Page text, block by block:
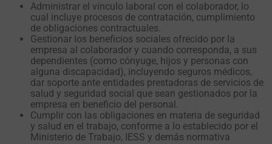
Administrar el vínculo laboral con el colaborador, lo
cual incluye procesos de contratación, cumplimiento
de obligaciones contractuales.
Gestionar los beneficios sociales ofrecido por la
empresa al colaborador y cuando corresponda, a sus
dependientes (como cónyuge, hijos y personas con
alguna discapacidad), incluyendo seguros médicos,
dar soporte ante entidades prestadoras de servicios de
salud y seguridad social que sean gestionados por la
empresa en beneficio del personal.
Cumplir con las obligaciones en materia de seguridad
y salud en el trabajo, conforme a lo establecido por el
Ministerio de Trabajo, IESS y demás normativa